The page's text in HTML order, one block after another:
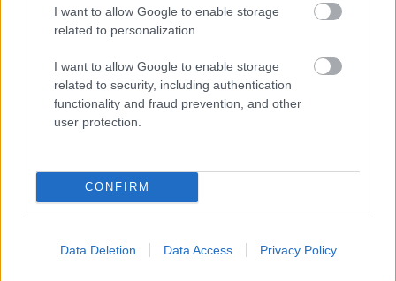
I want to allow Google to enable storage
related to personalization.
I want to allow Google to enable storage
related to security, including authentication
functionality and fraud prevention, and other
user protection.
CONFIRM
Data Deletion Data Access Privacy Policy